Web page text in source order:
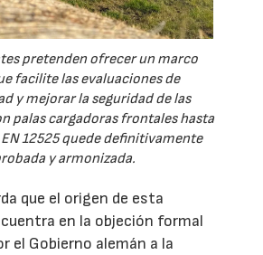
pretenden ofrecer un marco
facilite las evaluaciones de
y mejorar la seguridad de las
palas cargadoras frontales hasta
12525 quede definitivamente
y armonizada.
que el origen de esta
en la objeción formal
el Gobierno alemán a la